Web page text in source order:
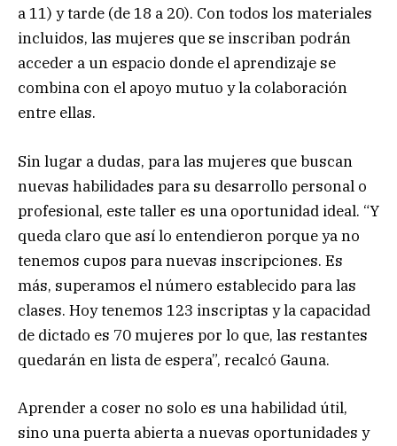
a 11) y tarde (de 18 a 20). Con todos los materiales
incluidos, las mujeres que se inscriban podrán
acceder a un espacio donde el aprendizaje se
combina con el apoyo mutuo y la colaboración
entre ellas.
Sin lugar a dudas, para las mujeres que buscan
nuevas habilidades para su desarrollo personal o
profesional, este taller es una oportunidad ideal. “Y
queda claro que así lo entendieron porque ya no
tenemos cupos para nuevas inscripciones. Es
más, superamos el número establecido para las
clases. Hoy tenemos 123 inscriptas y la capacidad
de dictado es 70 mujeres por lo que, las restantes
quedarán en lista de espera”, recalcó Gauna.
Aprender a coser no solo es una habilidad útil,
sino una puerta abierta a nuevas oportunidades y